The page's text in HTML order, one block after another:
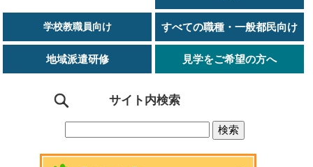
学校教職員向け すべての職種・一般都民向け
地域派遣研修 見学をご希望の方へ
サイト内検索